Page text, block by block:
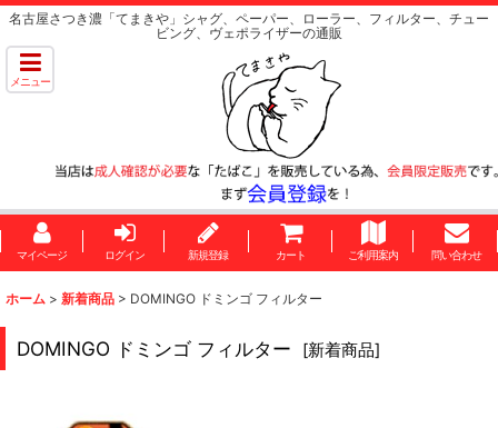
名古屋さつき濃「てまきや」シャグ、ペーパー、ローラー、フィルター、チュー
ビング、ヴェポライザーの通販
メニュー
マイページ ログイン 新規登録 カート ご利用案内 問い合わせ
ホーム > 新着商品 > DOMINGO ドミンゴ フィルター
DOMINGO ドミンゴ フィルター [新着商品]